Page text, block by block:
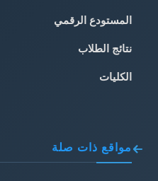
المستودع الرقمي
نتائج الطلاب
الكليات
مواقع ذات صلة